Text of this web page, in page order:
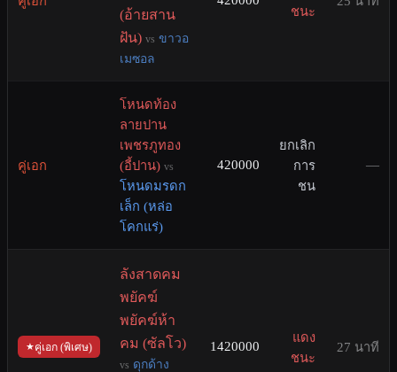
(อ้ายสาน
ฝัน) vs ขาวอ
เมซอล
ชนะ
คู่เอก
โหนดท้อง
ลายปาน
เพชรภูทอง
(อี้ปาน) vs
โหนดมรดก
เล็ก (หล่อ
โคกแร่)
420000
ยกเลิก
การ
ชน
—
คู่เอก (พิเศษ)
ลังสาดคม
พยัคฆ์
พยัคฆ์ห้า
คม (ซัลโว)
vs ดุกด้าง
1420000
แดง
ชนะ
27 นาที